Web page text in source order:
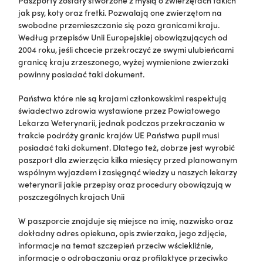
jak psy, koty oraz fretki. Pozwalają one zwierzętom na
swobodne przemieszczanie się poza granicami kraju.
Według przepisów Unii Europejskiej obowiązujących od
2004 roku, jeśli chcecie przekroczyć ze swymi ulubieńcami
granicę kraju zrzeszonego, wyżej wymienione zwierzaki
powinny posiadać taki dokument.
Państwa które nie są krajami członkowskimi respektują
świadectwo zdrowia wystawione przez Powiatowego
Lekarza Weterynarii, jednak podczas przekraczania w
trakcie podróży granic krajów UE Państwa pupil musi
posiadać taki dokument. Dlatego też, dobrze jest wyrobić
paszport dla zwierzęcia kilka miesięcy przed planowanym
wspólnym wyjazdem i zasięgnąć wiedzy u naszych lekarzy
weterynarii jakie przepisy oraz procedury obowiązują w
poszczególnych krajach Unii
W paszporcie znajduje się miejsce na imię, nazwisko oraz
dokładny adres opiekuna, opis zwierzaka, jego zdjęcie,
informacje na temat szczepień przeciw wściekliźnie,
informacje o odrobaczaniu oraz profilaktyce przeciwko